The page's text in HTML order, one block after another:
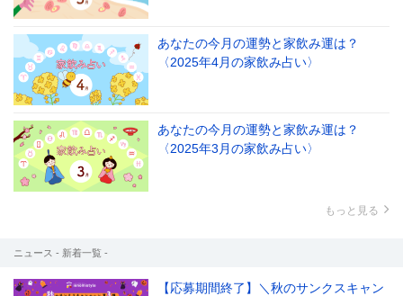
あなたの今月の運勢と家飲み運は？
〈2025年4月の家飲み占い〉
あなたの今月の運勢と家飲み運は？
〈2025年3月の家飲み占い〉
もっと見る
ニュース - 新着一覧 -
【応募期間終了】＼秋のサンクスキャン